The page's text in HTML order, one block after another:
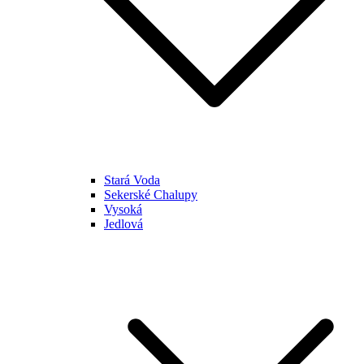
Stará Voda
Sekerské Chalupy
Vysoká
Jedlová